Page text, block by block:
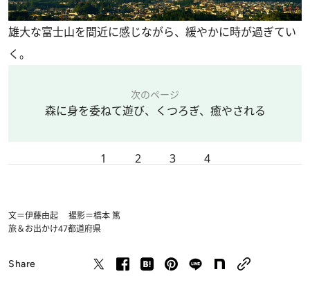
雄大な富士山を間近に感じながら、緩やかに時が過ぎてい
く。
次のページ
森に身を委ねて遊び、くつろぎ、癒やされる
1 2 3 4
文＝伊藤由起 撮影＝橋本 篤
旅＆お出かけ47都道府県
Share